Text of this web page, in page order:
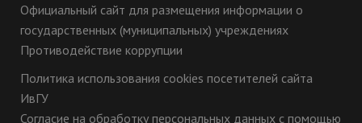
Официальный сайт для размещения информации о
государственных (муниципальных) учреждениях
Противодействие коррупции
Политика использования cookies посетителей сайта
ИвГУ
Согласие на обработку персональных данных с помощью